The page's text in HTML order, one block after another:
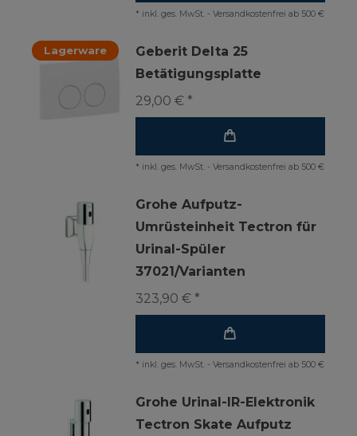
* inkl. ges. MwSt. - Versandkostenfrei ab 500 €
Lagerware
Geberit Delta 25
Betätigungsplatte
29,00 € *
* inkl. ges. MwSt. - Versandkostenfrei ab 500 €
Grohe Aufputz-
Umrüsteinheit Tectron für
Urinal-Spüler
37021/Varianten
323,90 € *
* inkl. ges. MwSt. - Versandkostenfrei ab 500 €
Grohe Urinal-IR-Elektronik
Tectron Skate Aufputz